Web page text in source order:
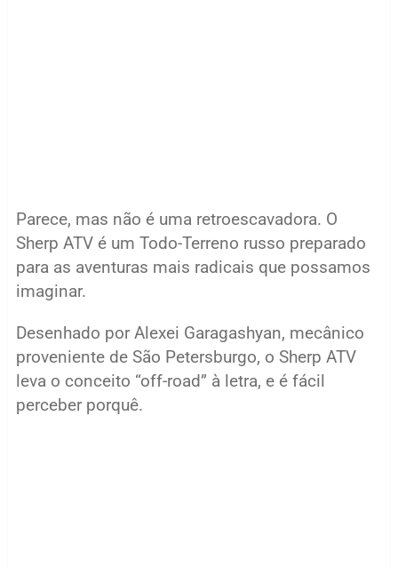
Parece, mas não é uma retroescavadora. O
Sherp ATV é um Todo-Terreno russo preparado
para as aventuras mais radicais que possamos
imaginar.
Desenhado por Alexei Garagashyan, mecânico
proveniente de São Petersburgo, o Sherp ATV
leva o conceito “off-road” à letra, e é fácil
perceber porquê.